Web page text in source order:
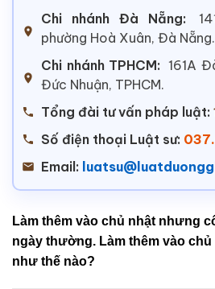
Chi nhánh Đà Nẵng:
phường Hoà Xuân, Đà Nẵng.
Chi nhánh TPHCM: 161A
Đức Nhuận, TPHCM.
Tổng đài tư vấn pháp luật:
Số điện thoại Luật sư:
Email:
Làm thêm vào chủ nhật nhưng
ngày thường. Làm thêm vào
như thế nào?